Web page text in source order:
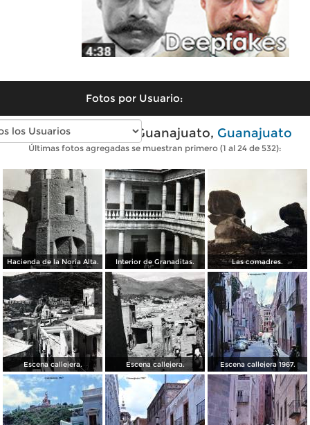
Fotos por Usuario:
Fotos antiguas de Guanajuato, Guanajuato
Últimas fotos agregadas se muestran primero (1 al 24 de 532):
Hacienda de la Noria Alta. Interior de Granaditas. Las comadres.
Escena callejera. Escena callejera. Escena callejera 1967.